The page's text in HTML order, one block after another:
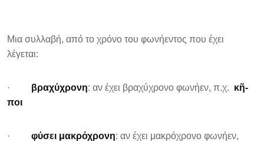
Μια συλλαβή, από το χρόνο του φωνήεντος που έχει
λέγεται:
· βραχύχρονη: αν έχει βραχύχρονο φωνήεν, π.χ. κῆ-
ποι
· φύσει μακρόχρονη: αν έχει μακρόχρονο φωνήεν,